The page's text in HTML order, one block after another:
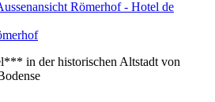
in der historischen Altstadt von